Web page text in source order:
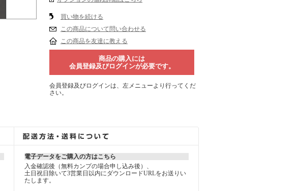
買い物を続ける
この商品について問い合わせる
この商品を友達に教える
商品の購入には
会員登録及びログインが必要です。
会員登録及びログインは、左メニューより行ってくだ
さい。
電子データをご購入の方はこちら
入金確認後（無料カンプの場合申し込み後）、
土日祝日除いて3営業日以内にダウンロードURLをお送りい
たします。